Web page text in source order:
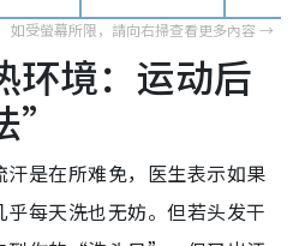
环境：运动后
”
是在所难免，医生表示如果
每天洗也无妨。但若头发干